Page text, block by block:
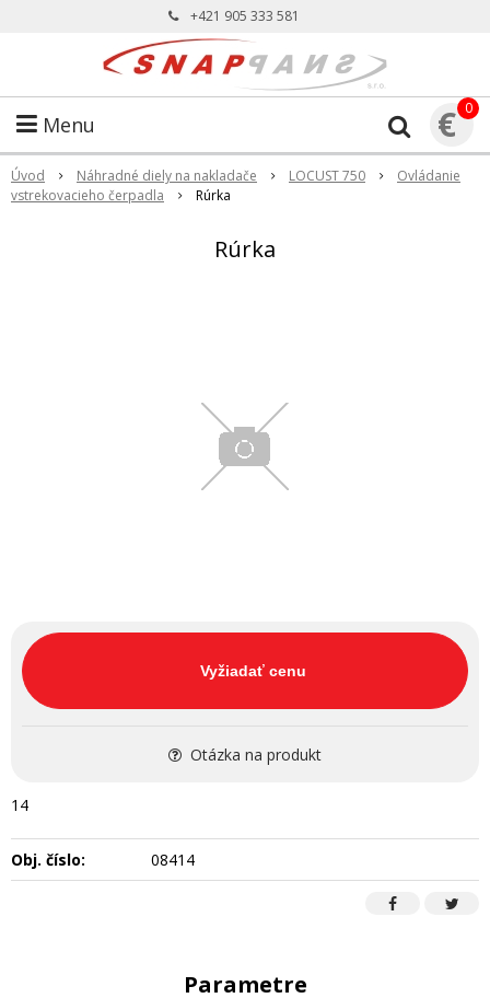
+421 905 333 581
Menu € 0
Úvod Náhradné diely na nakladače LOCUST 750
Ovládanie
vstrekovacieho čerpadla
Rúrka
Rúrka
Vyžiadať cenu
Otázka na produkt
14
Obj. číslo: 08414
Parametre